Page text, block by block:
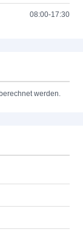
08:00-17:30
werden.